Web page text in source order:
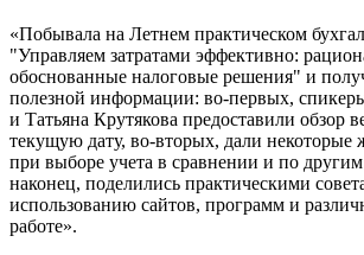
«Побывала на Летнем практическом
"Управляем затратами эффективно:
обоснованные налоговые решения" и
полезной информации: во-первых,
и Татьяна Крутякова предоставили обзор
текущую дату, во-вторых, дали некоторые
при выборе учета в сравнении и по
наконец, поделились практическими
использованию сайтов, программ и
работе».